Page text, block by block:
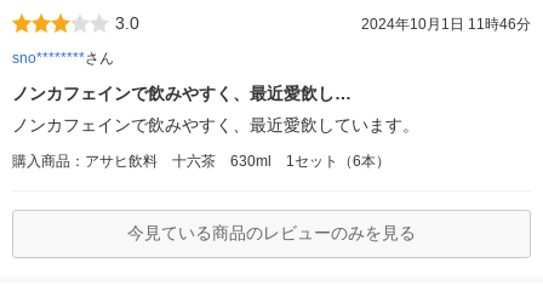
3.0
2024年10月1日 11時46分
sno********さん
ノンカフェインで飲みやすく、最近愛飲し…
ノンカフェインで飲みやすく、最近愛飲しています。
購入商品：アサヒ飲料 十六茶 630ml 1セット（6本）
今見ている商品のレビューのみを見る